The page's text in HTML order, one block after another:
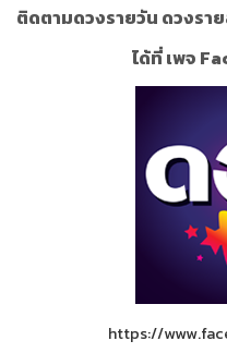
ติดตามดวงรายวัน ดวงรา
ได้ที่ เพจ
https://